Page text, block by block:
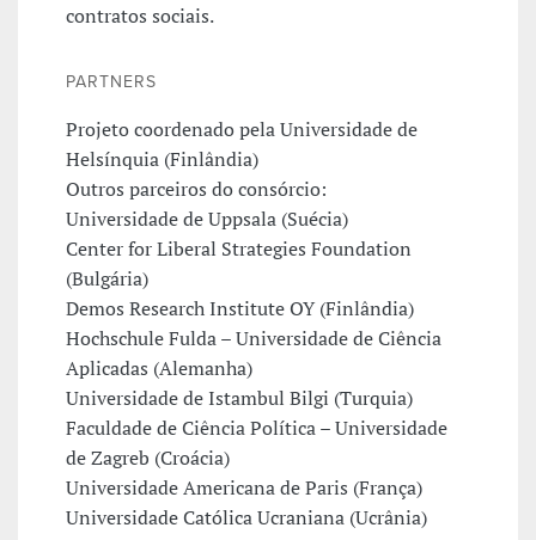
contratos sociais.
PARTNERS
Projeto coordenado pela Universidade de
Helsínquia (Finlândia)
Outros parceiros do consórcio:
Universidade de Uppsala (Suécia)
Center for Liberal Strategies Foundation
(Bulgária)
Demos Research Institute OY (Finlândia)
Hochschule Fulda – Universidade de Ciência
Aplicadas (Alemanha)
Universidade de Istambul Bilgi (Turquia)
Faculdade de Ciência Política – Universidade
de Zagreb (Croácia)
Universidade Americana de Paris (França)
Universidade Católica Ucraniana (Ucrânia)